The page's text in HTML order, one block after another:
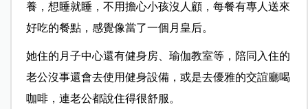
養，想睡就睡，不用擔心小孩沒人顧，每餐有專人送來
好吃的餐點，感覺像當了一個月皇后。
她住的月子中心還有健身房、瑜伽教室等，陪同入住的
老公沒事還會去使用健身設備，或是去優雅的交誼廳喝
咖啡，連老公都說住得很舒服。